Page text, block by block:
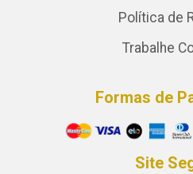
Política de
Trabalhe
Formas de
Site